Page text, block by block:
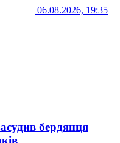
06.08.2026, 19:35
бердянця